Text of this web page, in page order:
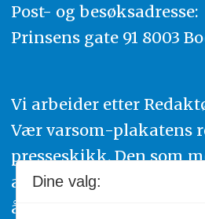
Post- og besøksadresse:
Prinsens gate 91 8003
Vi arbeider etter
Vær varsom-plakatens
presseskikk. Den som
av urettmessig
å ta kontakt med
Dine valg: